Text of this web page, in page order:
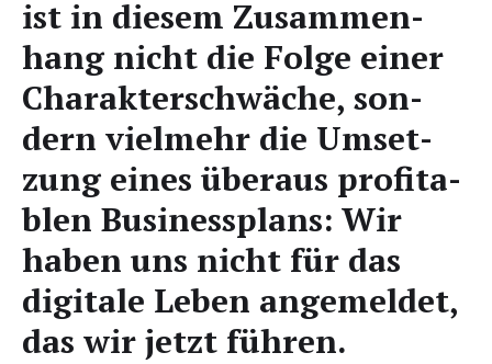
ist in die­sem Zusam­men­
hang nicht die Fol­ge einer
Cha­rak­ter­schwä­che, son­
dern viel­mehr die Umset­
zung eines über­aus pro­fi­ta­
blen Busi­ness­plans: Wir
haben uns nicht für das
digi­ta­le Leben ange­mel­det,
das wir jetzt führen.